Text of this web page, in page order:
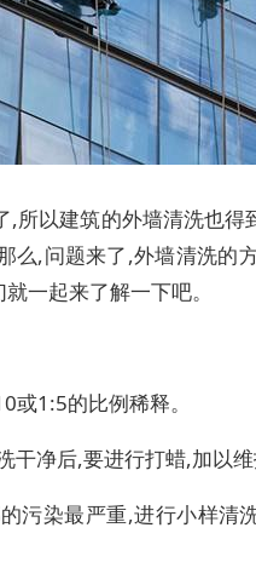
,所以建筑的外墙清洗也得
么,问题来了,外墙清洗的
一起来了解一下吧。
或1:5的比例稀释。
净后,要进行打蜡,加以维
污染最严重,进行小样清